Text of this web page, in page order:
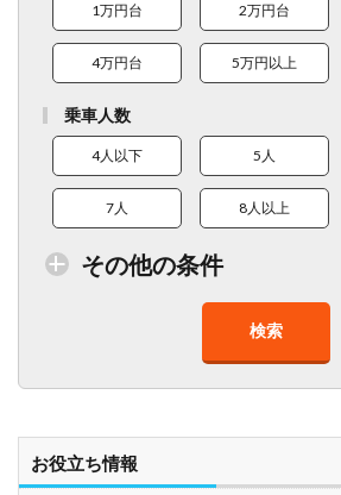
1万円台 2万円台
4万円台 5万円以上
乗車人数
4人以下 5人
7人 8人以上
その他の条件
車椅子対応
検索
お役立ち情報